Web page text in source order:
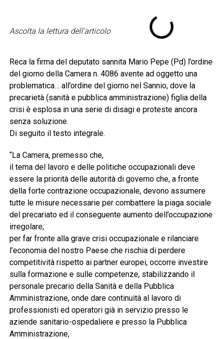
Ascolta la lettura dell'articolo
Reca la firma del deputato sannita Mario Pepe (Pd) l’ordine
del giorno della Camera n. 4086 avente ad oggetto una
problematica… all’ordine del giorno nel Sannio, dove la
precarietà (sanità e pubblica amministrazione) figlia della
crisi è esplosa in una serie di disagi e proteste ancora
senza soluzione.
Di seguito il testo integrale.
“La Camera, premesso che,
il tema del lavoro e delle politiche occupazionali deve
essere la priorità delle autorità di governo che, a fronte
della forte contrazione occupazionale, devono assumere
tutte le misure necessarie per combattere la piaga sociale
del precariato ed il conseguente aumento dell’occupazione
irregolare;
per far fronte alla grave crisi occupazionale e rilanciare
l’economia del nostro Paese che rischia di perdere
competitività rispetto ai partner europei, occorre investire
sulla formazione e sulle competenze, stabilizzando il
personale precario della Sanità e della Pubblica
Amministrazione, onde dare continuità al lavoro di
professionisti ed operatori già in servizio presso le
aziende sanitario-ospedaliere e presso la Pubblica
Amministrazione,